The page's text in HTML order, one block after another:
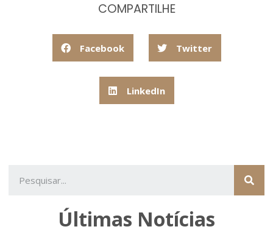
COMPARTILHE
Facebook Twitter
LinkedIn
Últimas Notícias